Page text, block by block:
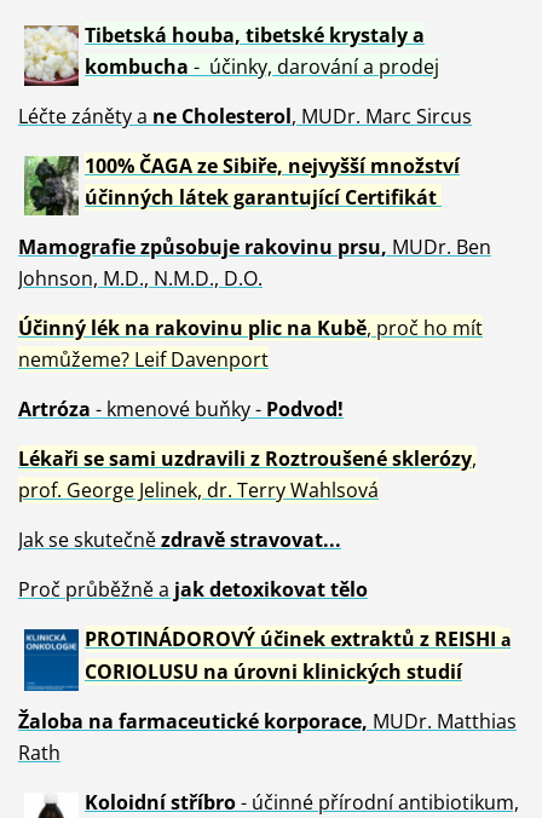
Tibetská houba, tibetské krystalya
kombucha - účinky, darování a prodej
Léčte záněty a ne Cholesterol, MUDr. Marc Sircus
100% ČAGA ze Sibiře, nejvyšší množství
účinných látek garantující Certifikát
Mamografie způsobuje rakovinu prsu, MUDr. Ben
Johnson, M.D., N.M.D., D.O.
Účinný lék na rakovinu plic na Kubě, proč ho mít
nemůžeme? Leif Davenport
Artróza - kmenové buňky - Podvod!
Lékaři se sami uzdravili z Roztroušené sklerózy,
prof. George Jelinek, dr. Terry Wahlsová
Jak se skutečnězdravěstravovat...
Proč průběžně a jak detoxikovat tělo
PROTINÁDOROVÝ účinek extraktů z REISHI a
CORIOLUSU na úrovni klinických studií
Žaloba na farmaceutické korporace, MUDr. Matthias
Rath
Koloidní stříbro- účinné přírodní antibiotikum,